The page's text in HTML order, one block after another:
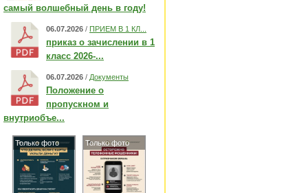
самый волшебный день в году!
06.07.2026 / ПРИЕМ В 1 КЛ...
приказ о зачислении в 1
класс 2026-...
06.07.2026 / Документы
Положение о
пропускном и
внутриобъе...
Только фото Только фото